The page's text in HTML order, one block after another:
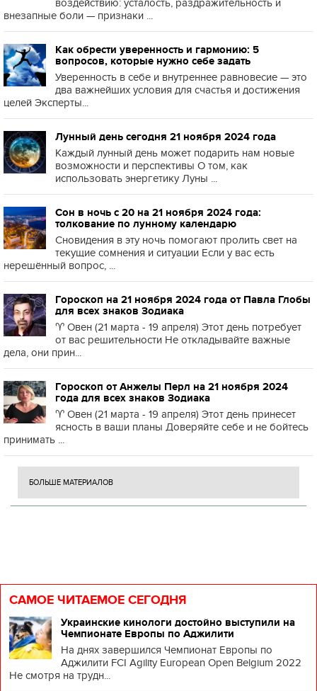
воздействию: усталость, раздражительность и
внезапные боли — признаки ...
Как обрести уверенность и гармонию: 5
вопросов, которые нужно себе задать
Уверенность в себе и внутреннее равновесие — это
два важнейших условия для счастья и достижения
целей Эксперты...
Лунный день сегодня 21 ноября 2024 года
Каждый лунный день может подарить нам новые
возможности и перспективы О том, как
использовать энергетику Луны ...
Сон в ночь с 20 на 21 ноября 2024 года:
толкование по лунному календарю
Сновидения в эту ночь помогают пролить свет на
текущие сомнения и ситуации Если у вас есть
нерешённый вопрос, ...
Гороскоп на 21 ноября 2024 года от Павла Глобы
для всех знаков Зодиака
♈️ Овен (21 марта - 19 апреля) Этот день потребует
от вас решительности Не откладывайте важные
дела, они прин...
Гороскоп от Анжелы Перл на 21 ноября 2024
года для всех знаков Зодиака
♈️ Овен (21 марта - 19 апреля) Этот день принесет
ясность в ваши планы Доверяйте себе и не бойтесь
принимать ...
БОЛЬШЕ МАТЕРИАЛОВ
САМОЕ ЧИТАЕМОЕ СЕГОДНЯ
Украинские кинологи достойно выступили на
Чемпионате Европы по Аджилити
На днях завершился Чемпионат Европы по
Аджилити FCI Agility European Open Belgium 2022
Не смотря на трудн...